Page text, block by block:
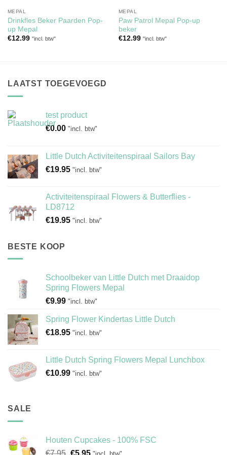
MEPAL
Drinkfles Beker Paarden Pop-
up Mepal
€12.99 "incl. btw"
MEPAL
Paw Patrol Mepal Pop-up
beker
€12.99 "incl. btw"
LAATST TOEGEVOEGD
test product
€0.00 "incl. btw"
Little Dutch Activiteitenspiraal Sailors Bay
€19.95 "incl. btw"
Activiteitenspiraal Flowers & Butterflies -
LD8712
€19.95 "incl. btw"
BESTE KOOP
Schoolbeker van Little Dutch met Draaidop
Spring Flowers Mepal
€9.99 "incl. btw"
Spring Flower Kindertas Little Dutch
€18.95 "incl. btw"
Little Dutch Spring Flowers Mepal Lunchbox
€10.99 "incl. btw"
SALE
Houten Cupcakes - 100% FSC
€7.95 Oorspronkelijke
€5.95Huidige